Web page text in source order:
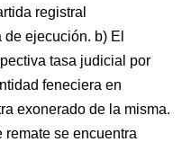
registral
ejecución. b) El
tasa judicial por
feneciera en
exonerado de la misma.
se encuentra